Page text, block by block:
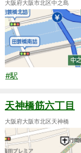
大阪府大阪市北区中之島
#駅
天神橋筋六丁目
大阪府大阪市北区天神橋